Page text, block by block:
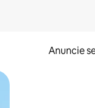
Anuncie